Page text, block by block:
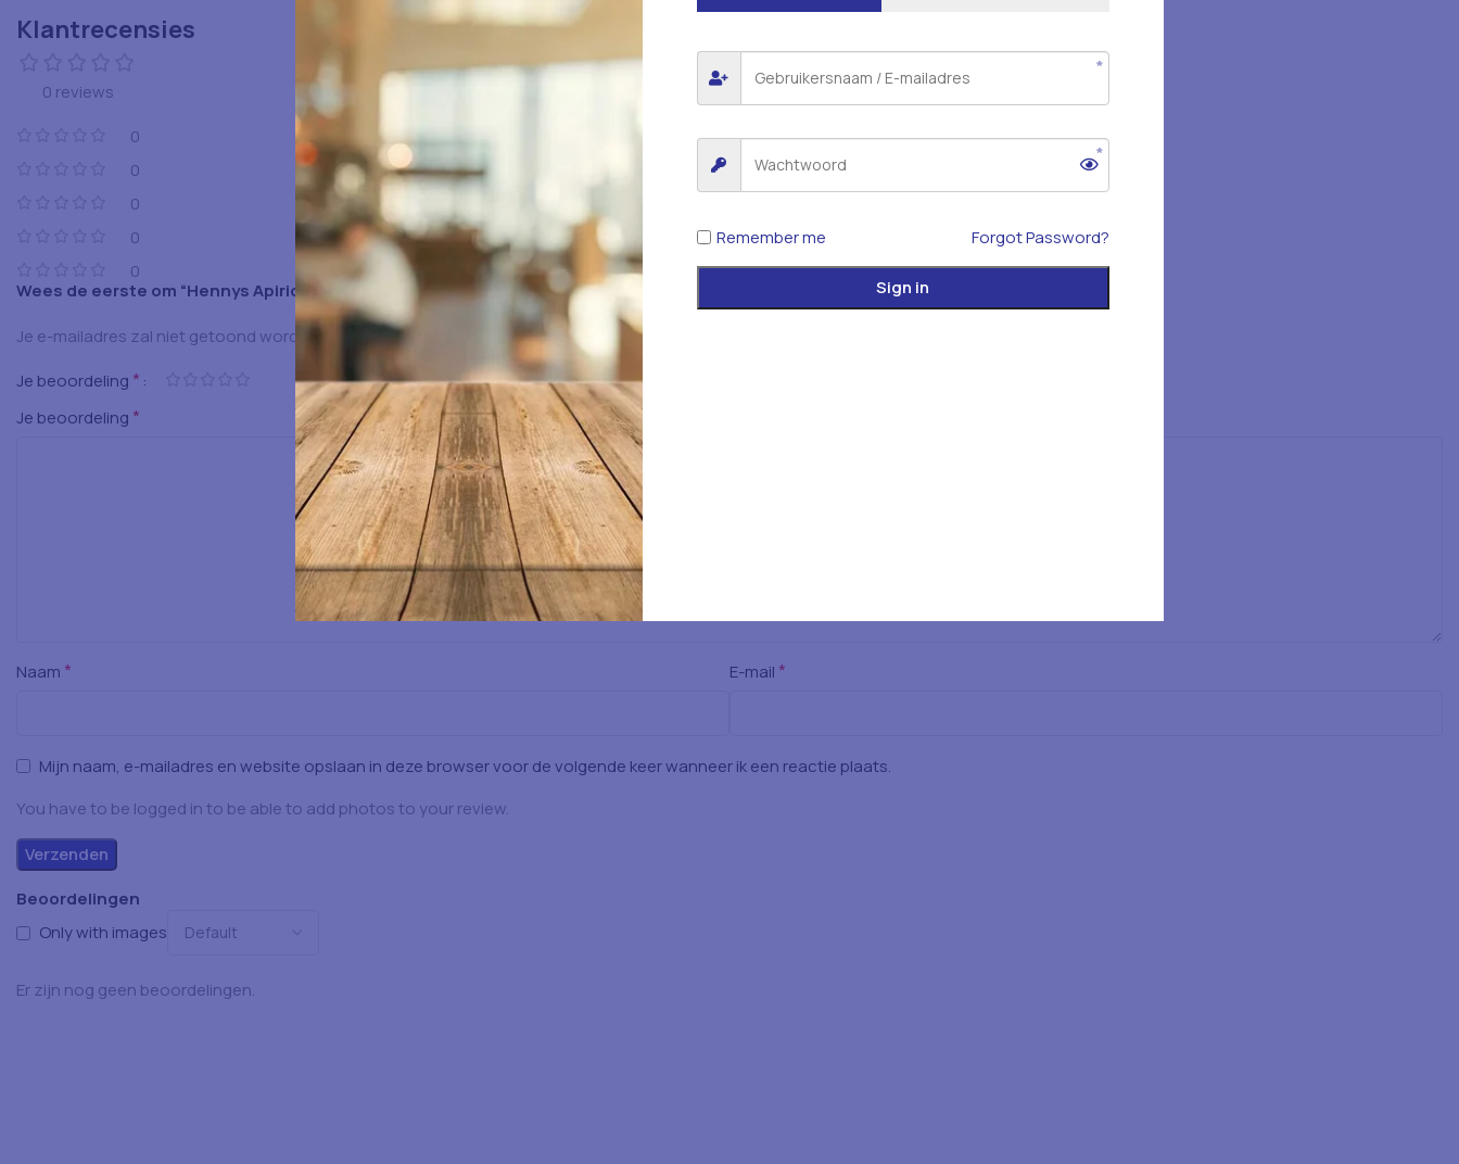
Klantrecensies
0 reviews
0
0
0
0
0
Beoordelingen
Only with images
Er zijn nog geen beoordelingen.
Wees de eerste om “Hennys Apiriostick 2800gr” te beoordelen
Je e-mailadres zal niet getoond worden.
Vereiste velden zijn gemarkeerd met
Je beoordeling *
Je beoordeling *
Naam * E-mail *
Mijn naam, e-mailadres en website opslaan in deze browser voor de volgende keer wanneer ik een reactie plaats.
You have to be logged in to be able to add photos to your review.
Remember me Forgot Password?
Sign in